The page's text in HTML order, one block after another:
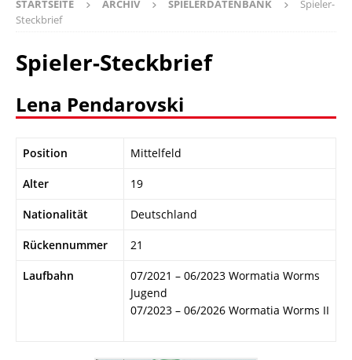
STARTSEITE ARCHIV SPIELERDATENBANK
Spieler-
Steckbrief
Spieler-Steckbrief
Lena Pendarovski
Position Mittelfeld
Alter 19
Nationalität Deutschland
Rückennummer 21
Laufbahn
07/2021 – 06/2023 Wormatia Worms
Jugend
07/2023 – 06/2026 Wormatia Worms II